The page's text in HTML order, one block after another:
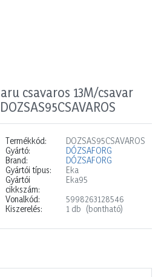
csavaros 13M/csavar
Termékkód:
DOZSAS95CSAVAROS
Gyártó:
DÓZSAFORG
Brand:
DÓZSAFORG
Gyártói típus:
Eka
Gyártói
cikkszám:
Eka95
Vonalkód:
5998263128546
Kiszerelés:
1 db (bontható)